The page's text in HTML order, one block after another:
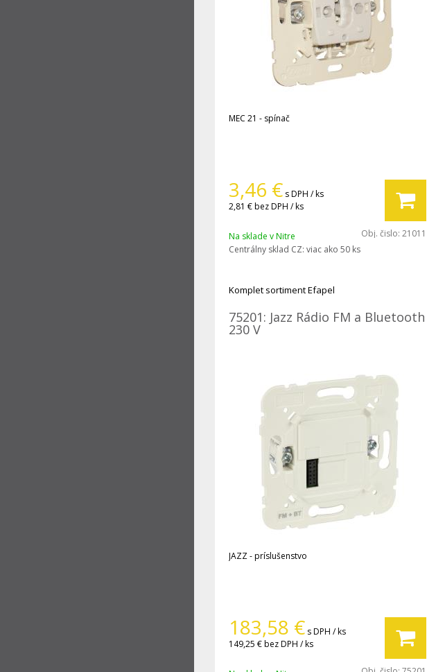
MEC 21 - spínač
3,46 € s DPH / ks
2,81 €bez DPH / ks
Na sklade v Nitre Obj. čislo: 21011
Centrálny sklad CZ: viac ako 50 ks
Komplet sortiment Efapel
75201: Jazz Rádio FM a Bluetooth
230 V
JAZZ - príslušenstvo
183,58 € s DPH / ks
149,25 €bez DPH / ks